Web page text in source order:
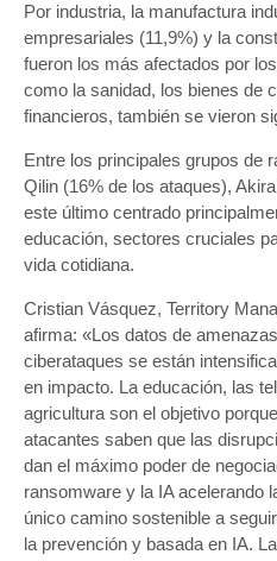
Por industria, la manufactura
empresariales (11,9%) y la
fueron los más afectados por
como la sanidad, los bienes de
financieros, también se vieron
Entre los principales grupos de
Qilin (16% de los ataques),
este último centrado
educación, sectores cruciales
vida cotidiana.
Cristian Vásquez, Territory
afirma: «Los datos de
ciberataques se están
en impacto. La educación, las
agricultura son el objetivo
atacantes saben que las
dan el máximo poder de
ransomware y la IA acelerando
único camino sostenible a
la prevención y basada en IA.